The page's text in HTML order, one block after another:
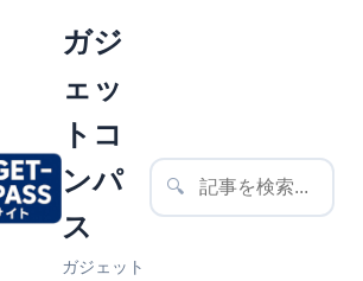
ガジ
ェッ
トコ
ンパ
ス
ガジェット
🔍